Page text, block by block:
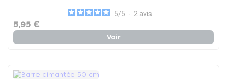
5/5 - 2 avis
5,95 €
Voir